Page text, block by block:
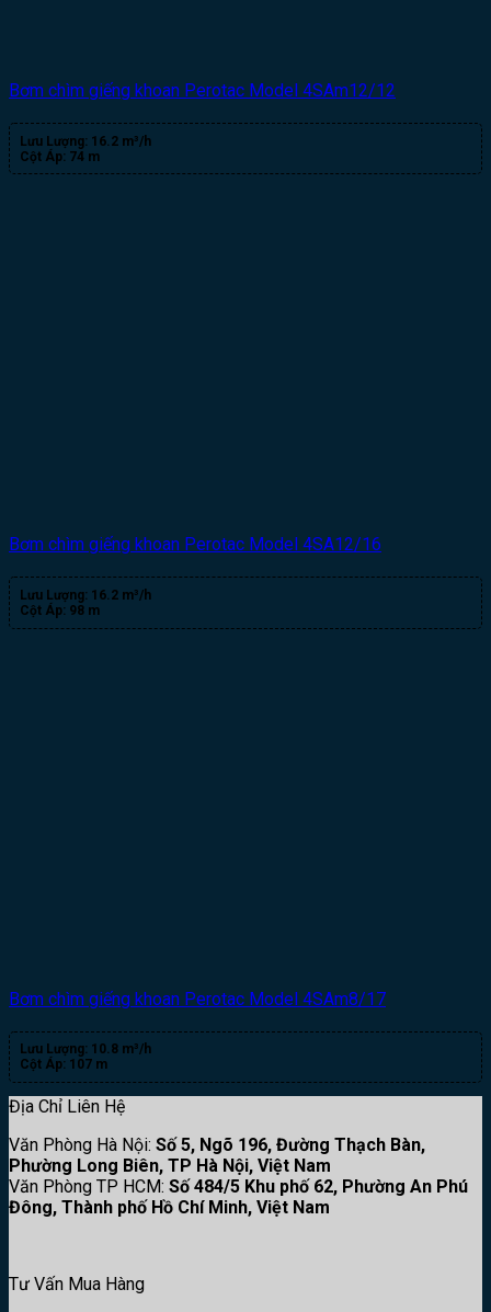
Bơm chìm giếng khoan Perotac Model 4SAm12/12
Lưu Lượng: 16.2 m³/h
Cột Áp: 74 m
Bơm chìm giếng khoan Perotac Model 4SA12/16
Lưu Lượng: 16.2 m³/h
Cột Áp: 98 m
Bơm chìm giếng khoan Perotac Model 4SAm8/17
Lưu Lượng: 10.8 m³/h
Cột Áp: 107 m
Địa Chỉ Liên Hệ
Văn Phòng Hà Nội: Số 5, Ngõ 196, Đường Thạch Bàn,
Phường Long Biên, TP Hà Nội, Việt Nam
Văn Phòng TP HCM: Số 484/5 Khu phố 62, Phường An Phú
Đông, Thành phố Hồ Chí Minh, Việt Nam
Tư Vấn Mua Hàng